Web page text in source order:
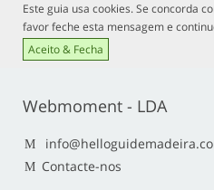
Este guia usa cookies. Se concorda
favor feche esta mensagem e
Aceito & Fecha
Webmoment - LDA
Contacte-nos